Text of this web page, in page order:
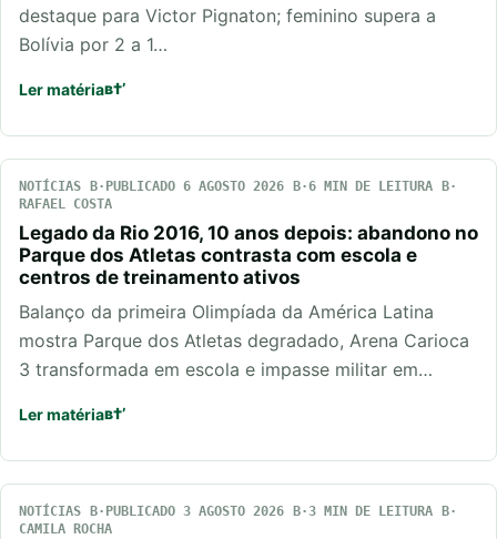
destaque para Victor Pignaton; feminino supera a
Bolívia por 2 a 1…
Ler matéria
NOTÍCIAS PUBLICADO 6 AGOSTO 2026
6 MIN DE LEITURA
RAFAEL COSTA
Legado da Rio 2016, 10 anos depois: abandono no
Parque dos Atletas contrasta com escola e
centros de treinamento ativos
Balanço da primeira Olimpíada da América Latina
mostra Parque dos Atletas degradado, Arena Carioca
3 transformada em escola e impasse militar em…
Ler matéria
NOTÍCIAS PUBLICADO 3 AGOSTO 2026
3 MIN DE LEITURA
CAMILA ROCHA